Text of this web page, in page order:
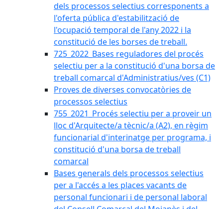
dels processos selectius corresponents a
l'oferta pública d'estabilització de
l'ocupació temporal de l'any 2022 i la
constitució de les borses de treball.
725_2022_Bases reguladores del procés
selectiu per a la constitució d'una borsa de
treball comarcal d'Administratius/ves (C1)
Proves de diverses convocatòries de
processos selectius
755_2021_Procés selectiu per a proveir un
lloc d'Arquitecte/a tècnic/a (A2), en règim
funcionarial d'interinatge per programa, i
constitució d'una borsa de treball
comarcal
Bases generals dels processos selectius
per a l'accés a les places vacants de
personal funcionari i de personal laboral